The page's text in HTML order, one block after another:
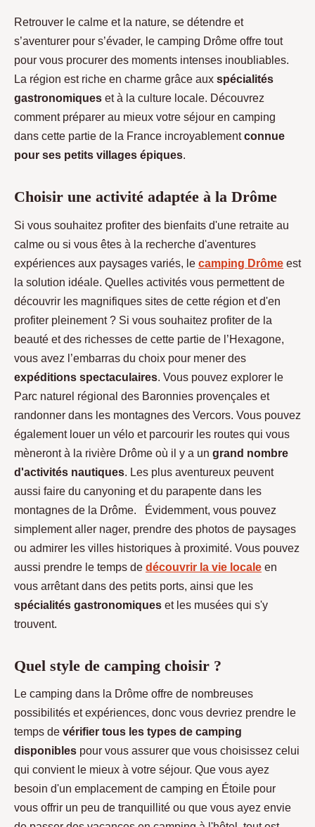
Retrouver le calme et la nature, se détendre et
s’aventurer pour s’évader, le camping Drôme offre tout
pour vous procurer des moments intenses inoubliables.
La région est riche en charme grâce aux spécialités
gastronomiques et à la culture locale. Découvrez
comment préparer au mieux votre séjour en camping
dans cette partie de la France incroyablementconnue
pour ses petits villages épiques.
Choisir une activité adaptée à la Drôme
Si vous souhaitez profiter des bienfaits d'une retraite au
calme ou si vous êtes à la recherche d'aventures
expériences aux paysages variés, le camping Drôme est
la solution idéale. Quelles activités vous permettent de
découvrir les magnifiques sites de cette région et d'en
profiter pleinement ? Si vous souhaitez profiter de la
beauté et des richesses de cette partie de l’Hexagone,
vous avez l’embarras du choix pour mener des
expéditions spectaculaires. Vous pouvez explorer le
Parc naturel régional des Baronnies provençales et
randonner dans les montagnes des Vercors. Vous pouvez
également louer un vélo et parcourir les routes qui vous
mèneront à la rivière Drôme où il y a un grand nombre
d'activités nautiques. Les plus aventureux peuvent
aussi faire du canyoning et du parapente dans les
montagnes de la Drôme. Évidemment, vous pouvez
simplement aller nager, prendre des photos de paysages
ou admirer les villes historiques à proximité. Vous pouvez
aussi prendre le temps de découvrir la vie locale en
vous arrêtant dans des petits ports, ainsi que les
spécialités gastronomiques et les musées qui s'y
trouvent.
Quel style de camping choisir ?
Le camping dans la Drôme offre de nombreuses
possibilités et expériences, donc vous devriez prendre le
temps de vérifier tous les types de camping
disponibles pour vous assurer que vous choisissez celui
qui convient le mieux à votre séjour. Que vous ayez
besoin d'un emplacement de camping en Étoile pour
vous offrir un peu de tranquillité ou que vous ayez envie